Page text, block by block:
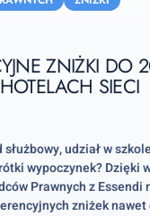
ZNIŻKI DO
SIECI
udział w
wypoczynek? Dzięki
Prawnych z Essendi
zniżek nawet